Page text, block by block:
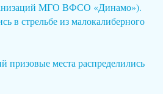
МГО ВФСО «Динамо»).
в стрельбе из малокалиберного
призовые места распределились